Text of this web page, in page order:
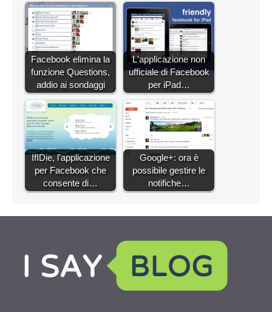
Facebook elimina la
funzione Questions,
addio ai sondaggi
L'applicazione non
ufficiale di Facebook
per iPad…
IfIDie, l'applicazione
per Facebook che
consente di…
Google+: ora è
possibile gestire le
notifiche…